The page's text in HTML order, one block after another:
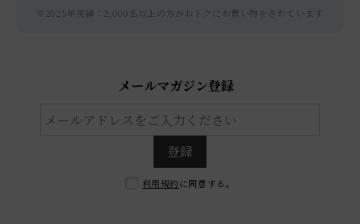
※2025年実績：2,000名以上の方がおトクにお買い物をされています
メールマガジン登録
登録
利用規約に同意する。